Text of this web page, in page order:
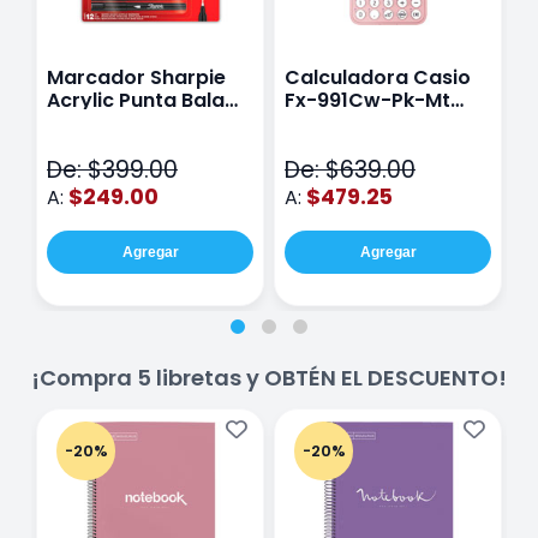
Marcador Sharpie
Acrylic Punta Bala
De: $399.00
A: $249.00
Agregar
Calculadora Casio
Fx-991Cw-Pk-Mt
De: $639.00
A: $479.25
Agregar
¡Compra 5 libretas y OBTÉN EL DESCUENTO!
-20% -20%